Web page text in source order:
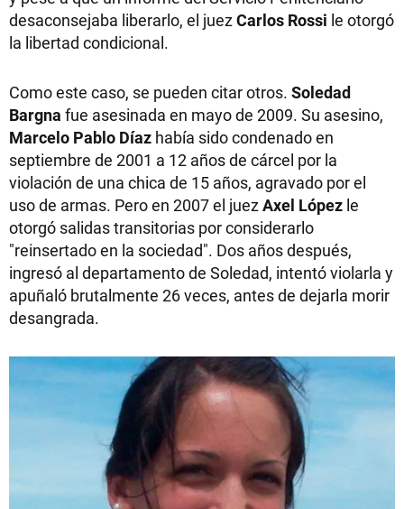
desaconsejaba liberarlo, el juezCarlos Rossi le otorgó
la libertad condicional.
Como este caso, se pueden citar otros. Soledad
Bargna fue asesinada en mayo de 2009. Su asesino,
Marcelo Pablo Díaz había sido condenado en
septiembre de 2001 a 12 años de cárcel por la
violación de una chica de 15 años, agravado por el
uso de armas. Pero en 2007 el juezAxel López le
otorgó salidas transitorias por considerarlo
"reinsertado en la sociedad". Dos años después,
ingresó al departamento de Soledad, intentó violarla y
apuñaló brutalmente 26 veces, antes de dejarla morir
desangrada.